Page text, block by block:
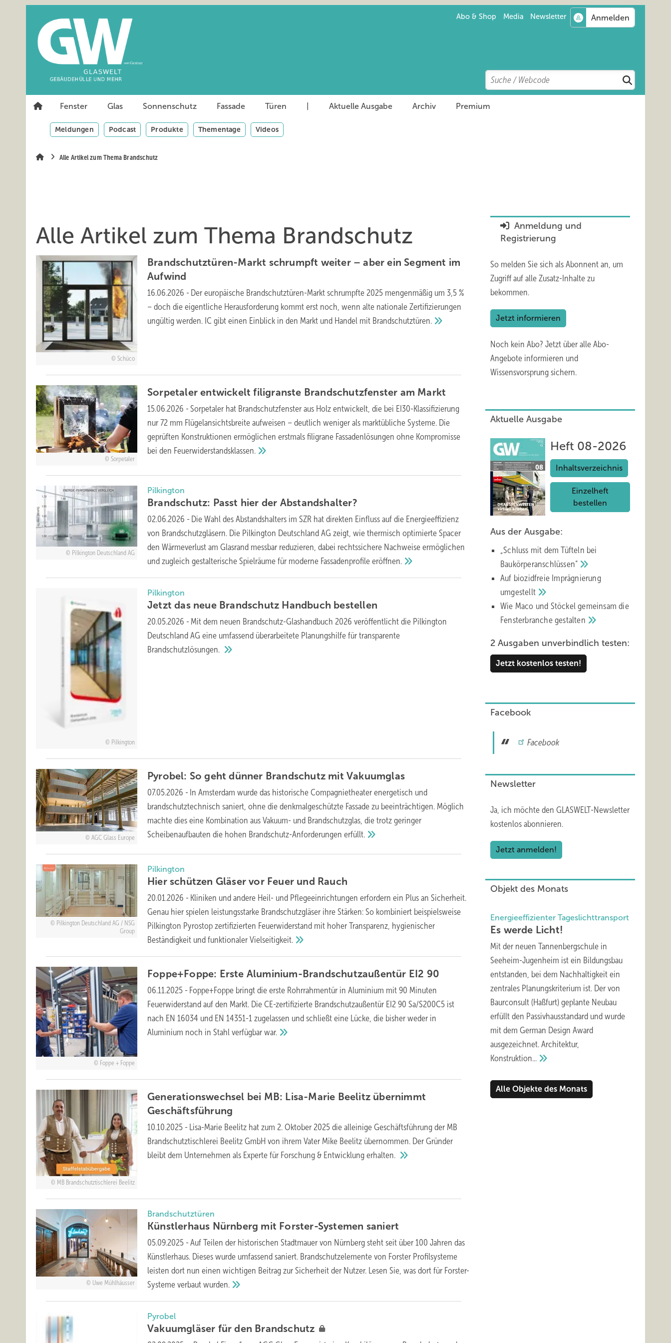
Abo & Shop Media Newsletter
Search
Suchen
Fenster Glas Sonnenschutz Fassade Türen Aktuelle Ausgabe Archiv Premium
Meldungen Podcast Produkte Thementage Videos
Alle Artikel zum Thema Brandschutz
Alle Artikel zum Thema Brandschutz
Schüco
Brandschutztüren-Markt schrumpft weiter – aber ein Segment im
Aufwind
16.06.2026 - Der europäische Brandschutztüren-Markt schrumpfte 2025 mengenmäßig um 3,5 %
– doch die eigentliche Herausforderung kommt erst noch, wenn alte nationale Zertifizierungen
ungültig werden. IC gibt einen Einblick in den Markt und Handel mit Brandschutztüren.
Sorpetaler
Sorpetaler entwickelt filigranste Brandschutzfenster am Markt
15.06.2026 - Sorpetaler hat Brandschutzfenster aus Holz entwickelt, die bei EI30-Klassifizierung
nur 72 mm Flügelansichtsbreite aufweisen – deutlich weniger als marktübliche Systeme. Die
geprüften Konstruktionen ermöglichen erstmals filigrane Fassadenlösungen ohne Kompromisse
bei den Feuerwiderstandsklassen.
Pilkington Deutschland AG
Pilkington
Brandschutz: Passt hier der Abstandshalter?
02.06.2026 - Die Wahl des Abstandshalters im SZR hat direkten Einfluss auf die Energieeffizienz
von Brandschutzgläsern. Die Pilkington Deutschland AG zeigt, wie thermisch optimierte Spacer
den Wärmeverlust am Glasrand messbar reduzieren, dabei rechtssichere Nachweise ermöglichen
und zugleich gestalterische Spielräume für moderne Fassadenprofileeröffnen.
Pilkington
Pilkington
Jetzt das neue Brandschutz Handbuch bestellen
20.05.2026 - Mit dem neuen Brandschutz-Glashandbuch 2026 veröffentlicht die Pilkington
Deutschland AG eine umfassend überarbeitete Planungshilfe für transparente
Brandschutzlösungen.
AGC Glass Europe
Pyrobel: So geht dünner Brandschutz mitVakuumglas
07.05.2026 - In Amsterdam wurde das historische Compagnietheater energetisch und
brandschutztechnisch saniert, ohne die denkmalgeschützte Fassade zu beeinträchtigen. Möglich
machte dies eine Kombination aus Vakuum- und Brandschutzglas, die trotz geringer
Scheibenaufbauten die hohen Brandschutz-Anforderungenerfüllt.
Pilkington Deutschland AG / NSG
Group
Pilkington
Hier schützen Gläser vor Feuer und Rauch
20.01.2026 - Kliniken und andere Heil- und Pflegeeinrichtungen erfordern ein Plus an Sicherheit.
Genau hier spielen leistungsstarke Brandschutzgläser ihre Stärken: So kombiniert beispielsweise
Pilkington Pyrostop zertifizierten Feuerwiderstand mit hoher Transparenz, hygienischer
Beständigkeit und funktionalerVielseitigkeit.
Foppe + Foppe
Foppe+Foppe: Erste Aluminium-Brandschutzaußentür EI2 90
06.11.2025 - Foppe+Foppe bringt die erste Rohrrahmentür in Aluminium mit 90 Minuten
Feuerwiderstand auf den Markt. Die CE-zertifizierte Brandschutzaußentür EI2 90 Sa/S200C5 ist
nach EN 16034 und EN 14351-1 zugelassen und schließt eine Lücke, die bisher weder in
Aluminium noch in Stahl verfügbarwar.
MB Brandschutztischlerei Beelitz
Generationswechsel bei MB: Lisa-Marie Beelitz übernimmt
Geschäftsführung
10.10.2025 - Lisa-Marie Beelitz hat zum 2. Oktober 2025 die alleinige Geschäftsführung der MB
Brandschutztischlerei Beelitz GmbH von ihrem Vater Mike Beelitz übernommen. Der Gründer
bleibt dem Unternehmen als Experte für Forschung & Entwicklungerhalten.
Uwe Mühlhäusser
Brandschutztüren
Künstlerhaus Nürnberg mit Forster-Systemen saniert
05.09.2025 - Auf Teilen der historischen Stadtmauer von Nürnberg steht seit über 100 Jahren das
Künstlerhaus. Dieses wurde umfassend saniert. Brandschutzelemente von Forster Profilsysteme
leisten dort nun einen wichtigen Beitrag zur Sicherheit der Nutzer. Lesen Sie, was dort für Forster-
Systeme verbautwurden.
Pyrobel
Vakuumgläser für den Brandschutz
Anmeldung und
Registrierung
So melden Sie sich als Abonnent an, um
Zugriff auf alle Zusatz-Inhalte zu
bekommen.
Jetzt informieren
Noch kein Abo? Jetzt über alle Abo-
Angebote informieren und
Wissensvorsprung sichern.
Aktuelle Ausgabe
Heft 08-2026
Inhaltsverzeichnis
Einzelheft
bestellen
Aus der Ausgabe:
„Schluss mit d em Tüfteln bei
Baukörperanschlüssen“
Auf biozidfreie Imprägnierung
umgestellt
Wie Maco und Stöckel gemeinsam die
Fensterbranche gestalten
2 Ausgaben unverbindlich testen:
Jetzt kostenlos testen!
Facebook
Facebook
Newsletter
Ja, ich möchte den GLASWELT-Newsletter
kostenlos abonnieren.
Jetzt anmelden!
Objekt des Monats
Energieeffizienter Tageslichttransport
Es werde Licht!
Mit der neuen Tannenbergschule in
Seeheim-Jugenheim ist ein Bildungsbau
entstanden, bei dem Nachhaltigkeit ein
zentrales Planungskriterium ist. Der von
Baurconsult (Haßfurt) geplante Neubau
erfüllt den Passivhausstandard und wurde
mit dem German Design Award
ausgezeichnet. Architektur,
Konstruktion...
Alle Objekte des Monats